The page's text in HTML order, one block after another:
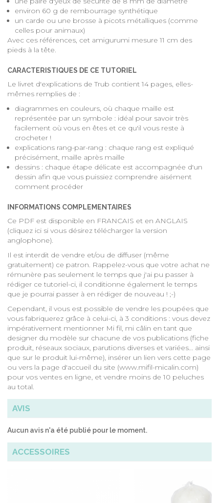
environ 60 g de rembourrage synthétique
un carde ou une brosse à picots métalliques (comme
celles pour animaux)
Avec ces références, cet amigurumi mesure 11 cm des
pieds à la tête.
CARACTERISTIQUES DE CE TUTORIEL
Le livret d'explications de Trub contient 14 pages, elles-
mêmes remplies de :
diagrammes en couleurs, où chaque maille est
représentée par un symbole : idéal pour savoir très
facilement où vous en êtes et ce qu'il vous reste à
crocheter !
explications rang-par-rang : chaque rang est expliqué
précisément, maille après maille
dessins : chaque étape délicate est accompagnée d'un
dessin afin que vous puissiez comprendre aisément
comment procéder
INFORMATIONS COMPLEMENTAIRES
Ce PDF est disponible en FRANCAIS et en ANGLAIS
(cliquez ici si vous désirez télécharger la version
anglophone).
Il est interdit de vendre et/ou de diffuser (même
gratuitement) ce patron. Rappelez-vous que votre achat ne
rémunère pas seulement le temps que j'ai pu passer à
rédiger ce tutoriel-ci, il conditionne également le temps
que je pourrai passer à en rédiger de nouveau ! ;-)
Cependant, il vous est possible de vendre les poupées que
vous fabriquerez grâce à celui-ci, à 3 conditions : vous devez
impérativement mentionner Mi fil, mi câlin en tant que
designer du modèle sur chacune de vos publications (fiche
produit, réseaux sociaux, parutions diverses et variées... ainsi
que sur le produit lui-même), insérer un lien vers cette page
ou vers la page d'accueil du site (www.mifil-micalin.com)
pour vos ventes en ligne, et vendre moins de 10 peluches
au total.
AVIS
Aucun avis n'a été publié pour le moment.
ACCESSOIRES